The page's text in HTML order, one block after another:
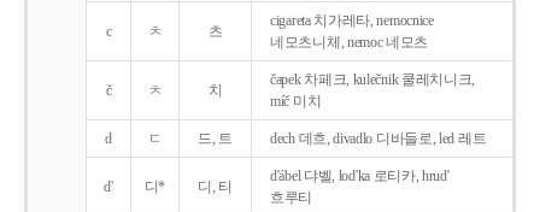
c ㅊ 츠
cigareta 치가레타, nemocnice
네모츠니체, nemoc 네모츠
č ㅊ 치
čapek 차페크, kulečnik 쿨레치니크,
míč 미치
d ㄷ 드, 트 dech 데흐, divadlo 디바들로, led 레트
d' 디* 디, 티
d'ábel 댜벨, lod'ka 로티카, hrud'
흐루티